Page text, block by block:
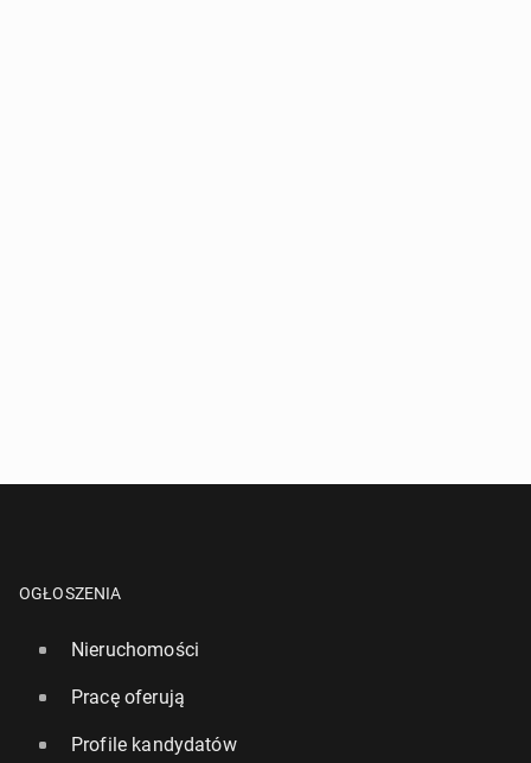
OGŁOSZENIA
Nieruchomości
Pracę oferują
Profile kandydatów